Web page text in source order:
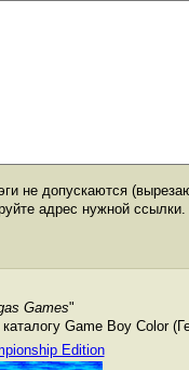
не допускаются
адрес нужной
Games"
Game Boy Color
Edition